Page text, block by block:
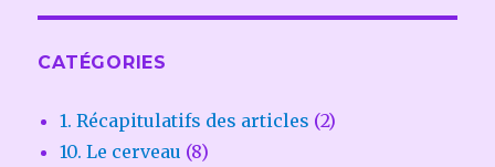
CATÉGORIES
1. Récapitulatifs des articles (2)
10. Le cerveau (8)